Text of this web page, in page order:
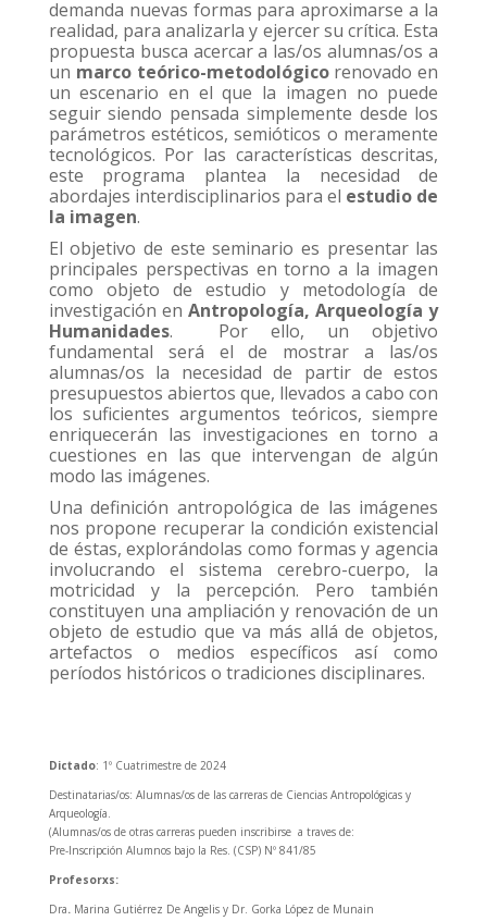
demanda nuevas formas para aproximarse a la
realidad, para analizarla y ejercer su crítica. Esta
propuesta busca acercar a las/os alumnas/os a
un marco teórico-metodológicorenovado en
un escenario en el que la imagen no puede
seguir siendo pensada simplemente desde los
parámetros estéticos, semióticos o meramente
tecnológicos. Por las características descritas,
este programa plantea la necesidad de
abordajes interdisciplinarios para el estudio de
la imagen.
El objetivo de este seminario es presentar las
principales perspectivas en torno a la imagen
como objeto de estudio y metodología de
investigación en Antropología, Arqueología y
Humanidades. Por ello, un objetivo
fundamental será el de mostrar a las/os
alumnas/os la necesidad de partir de estos
presupuestos abiertos que, llevados a cabo con
los suficientes argumentos teóricos, siempre
enriquecerán las investigaciones en torno a
cuestiones en las que intervengan de algún
modo las imágenes.
Una definición antropológica de las imágenes
nos propone recuperar la condición existencial
de éstas, explorándolas como formas y agencia
involucrando el sistema cerebro-cuerpo, la
motricidad y la percepción. Pero también
constituyen una ampliación y renovación de un
objeto de estudio que va más allá de objetos,
artefactos o medios específicos así como
períodos históricos o tradiciones disciplinares.
Dictado: 1º Cuatrimestre de 2024
Destinatarias/os: Alumnas/os de las carreras de Ciencias Antropológicas y
Arqueología.
(Alumnas/os de otras carreras pueden inscribirse a traves de:
Pre-Inscripción Alumnos bajo la Res. (CSP) Nº 841/85
Profesorxs:
Dra. Marina Gutiérrez De Angelis y Dr. Gorka López de Munain